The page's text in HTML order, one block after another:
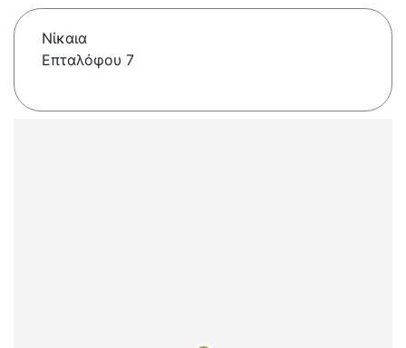
Νίκαια
Επταλόφου 7